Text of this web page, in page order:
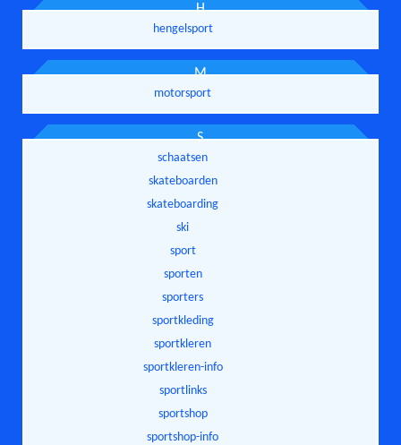
H
hengelsport
M
motorsport
S
schaatsen
skateboarden
skateboarding
ski
sport
sporten
sporters
sportkleding
sportkleren
sportkleren-info
sportlinks
sportshop
sportshop-info